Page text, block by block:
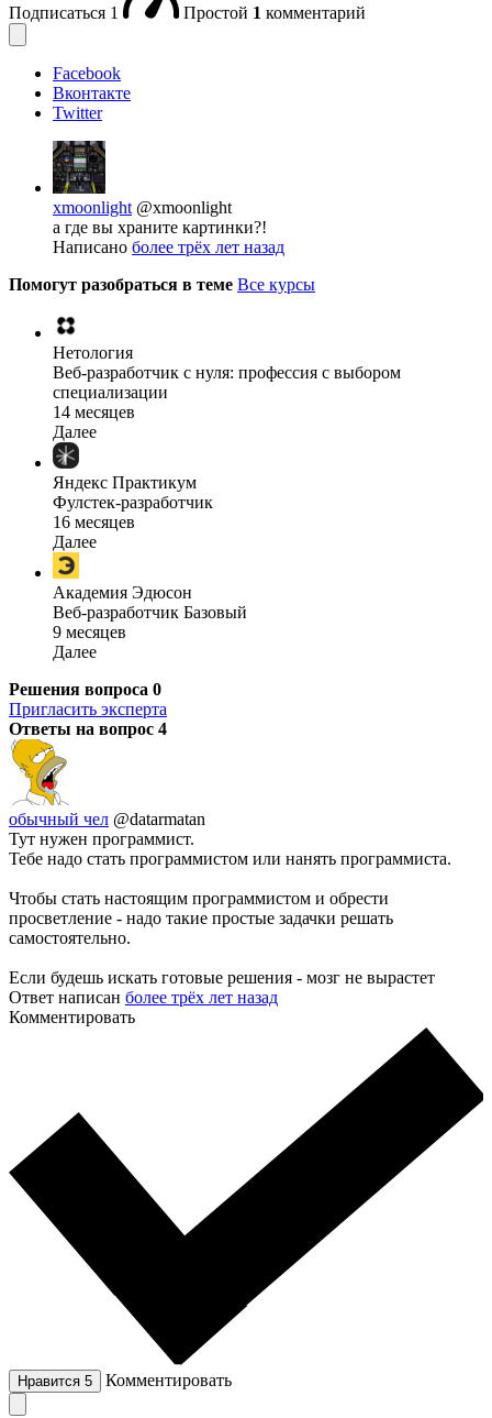
Подписаться 1 Простой 1 комментарий
Facebook
Вконтакте
Twitter
xmoonlight @xmoonlight
а где вы храните картинки?!
Написано более трёх лет назад
Помогут разобраться в теме Все курсы
Нетология
Веб-разработчик с нуля: профессия с выбором
специализации
14 месяцев
Далее
Яндекс Практикум
Фулстек-разработчик
16 месяцев
Далее
Академия Эдюсон
Веб-разработчик Базовый
9 месяцев
Далее
Решения вопроса 0
Пригласить эксперта
Ответы на вопрос 4
обычный чел @datarmatan
Тут нужен программист.
Тебе надо стать программистом или нанять программиста.
Чтобы стать настоящим программистом и обрести
просветление - надо такие простые задачки решать
самостоятельно.
Если будешь искать готовые решения - мозг не вырастет
Ответ написан более трёх лет назад
Комментировать
Нравится 5 Комментировать